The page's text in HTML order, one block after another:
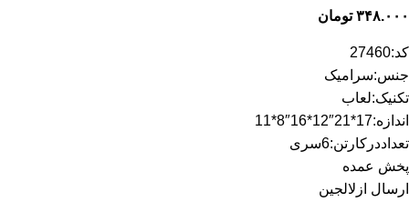
۳۴۸.۰۰۰ تومان
کد:27460
جنس:سرامیک
تکنیک:لعاب
اندازه:17*21″12*16″8*11
تعداددرکارتن:6سری
پخش عمده
ارسال ازلالجین